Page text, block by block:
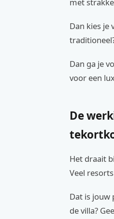
Dan kies je
Dan ga je
voor een
De
Het draait
Veel
Dat is jouw
de villa?